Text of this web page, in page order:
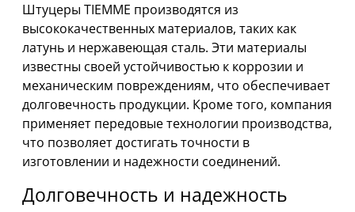
Штуцеры TIEMME производятся из
высококачественных материалов, таких как
латунь и нержавеющая сталь. Эти материалы
известны своей устойчивостью к коррозии и
механическим повреждениям, что обеспечивает
долговечность продукции. Кроме того, компания
применяет передовые технологии производства,
что позволяет достигать точности в
изготовлении и надежности соединений.
Долговечность и надежность